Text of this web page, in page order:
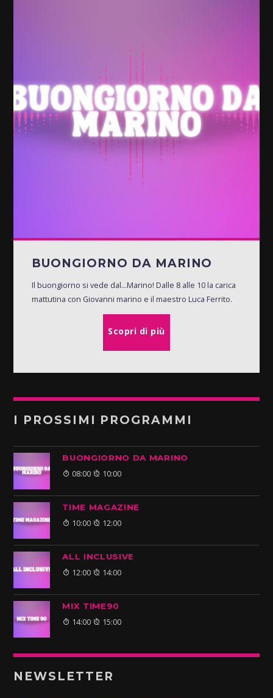
BUONGIORNO DA MARINO
Il buongiorno si vede dal...Marino! Dalle 8 alle 10 la carica
mattutina con Giovanni marino e il maestro Luca Ferrito.
Scopri di più
I PROSSIMI PROGRAMMI
BUONGIORNO DA MARINO
08:00 10:00
TIME MAGAZINE
10:00 12:00
ALL INCLUSIVE
12:00 14:00
MIX TIME90
14:00 15:00
NEWSLETTER